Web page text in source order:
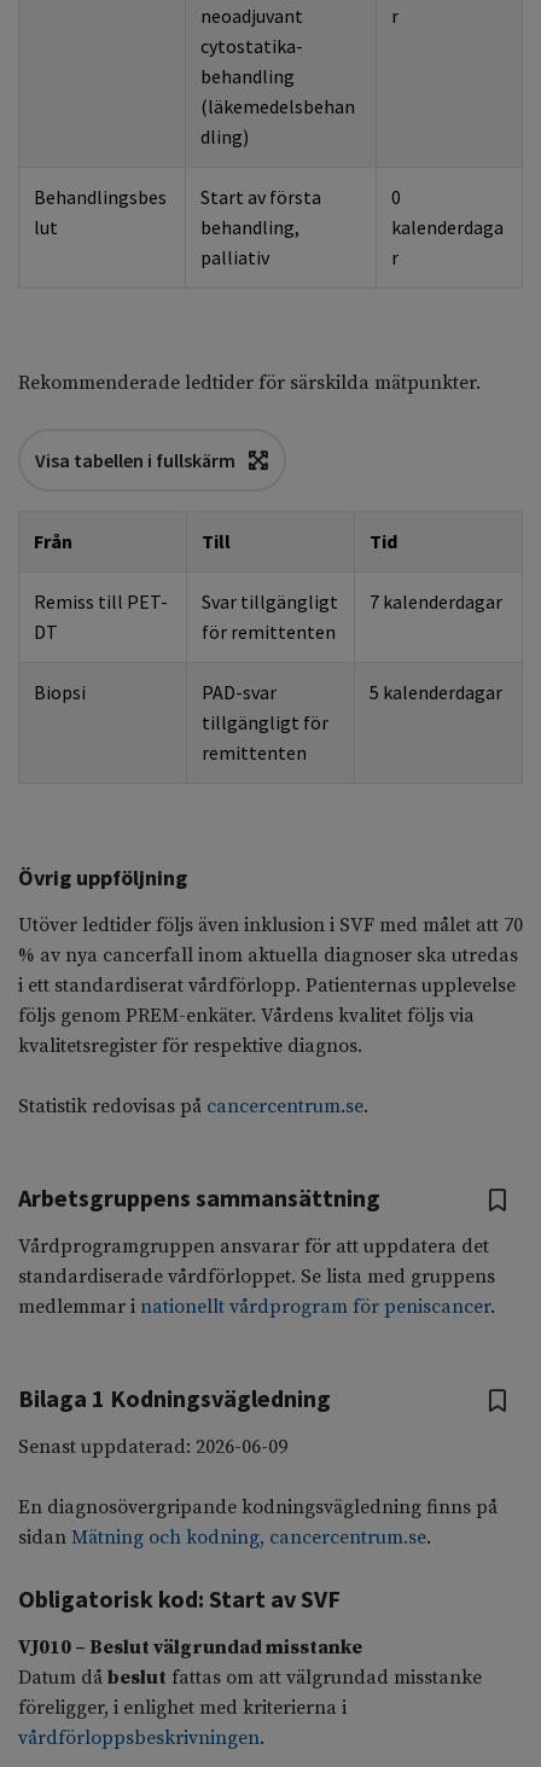
neoadjuvant
cytostatika­
behandling
(läkemedelsbehan
dling)
r
Behandlingsbes
lut
Start av första
behandling,
palliativ
0
kalenderdaga
r
Rekommenderade ledtider för särskilda mätpunkter.
Visa tabellen i fullskärm
Från Till Tid
Remiss till PET-
DT
Svar tillgängligt
för remittenten
7 kalenderdagar
Biopsi
PAD-svar
tillgängligt för
remittenten
5 kalenderdagar
Övrig uppföljning
Utöver ledtider följs även inklusion i SVF med målet att 70
% av nya cancerfall inom aktuella diagnoser ska utredas
i ett standardiserat vårdförlopp. Patienternas upplevelse
följs genom PREM-enkäter. Vårdens kvalitet följs via
kvalitetsregister för respektive diagnos.
Statistik redovisas på cancercentrum.se.
Arbetsgruppens sammansättning
Vårdprogramgruppen ansvarar för att uppdatera det
standardiserade vårdförloppet. Se lista med gruppens
medlemmar i nationellt vårdprogram för peniscancer.
Bilaga 1 Kodningsvägledning
Senast uppdaterad: 2026-06-09
En diagnosövergripande kodningsvägledning finns på
sidan Mätning och kodning, cancercentrum.se.
Obligatorisk kod: Start av SVF
VJ010 – Beslut välgrundad misstanke
Datum då beslut fattas om att välgrundad misstanke
föreligger, i enlighet med kriterierna i
vårdförloppsbeskrivningen.